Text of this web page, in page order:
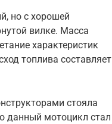
но с хорошей
вилке. Масса
характеристик
топлива составляет
стояла
данный мотоцикл стал